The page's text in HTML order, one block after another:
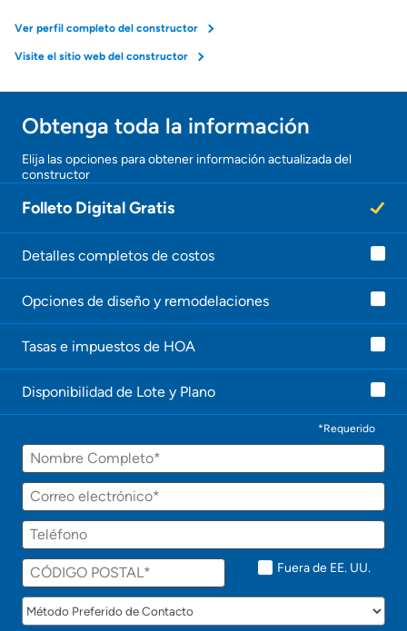
Obtener ofertas por mi casa
Ver perfil completo del constructor
Visite el sitio web del constructor
¡Gracias!
¡
n
e
e
c
t
r
á
r
n
t
!
Obtenga toda la información
Elija las opciones para obtener información actualizada del
constructor
Folleto Digital Gratis
Detalles completos de costos
Opciones de diseño y remodelaciones
Tasas e impuestos de HOA
Disponibilidad de Lote y Plano
*Requerido
Nombre
Correo
electrónico
Teléfono
Fuera de EE. UU.